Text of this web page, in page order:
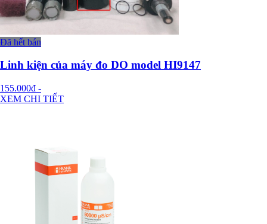
Đã hết bán
Linh kiện của máy đo DO model HI9147
155.000đ -
XEM CHI TIẾT